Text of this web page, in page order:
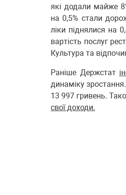
які додали майже
на 0,5% стали
ліки піднялися на
вартість послуг
Культура та
Раніше Держстат
динаміку
13 997 гривень.
свої доходи.